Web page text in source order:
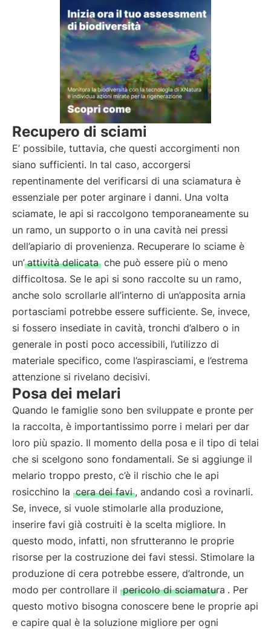
Recupero di sciami
E’ possibile, tuttavia, che questi accorgimenti non
siano sufficienti. In tal caso, accorgersi
repentinamente del verificarsi di una sciamatura è
essenziale per poter arginare i danni. Una volta
sciamate, le api si raccolgono temporaneamente su
un ramo, un supporto o in una cavità nei pressi
dell’apiario di provenienza. Recuperare lo sciame è
un’ attività delicata che può essere più o meno
difficoltosa. Se le api si sono raccolte su un ramo,
anche solo scrollarle all’interno di un’apposita arnia
portasciami potrebbe essere sufficiente. Se, invece,
si fossero insediate in cavità, tronchi d’albero o in
generale in posti poco accessibili, l’utilizzo di
materiale specifico, come l’aspirasciami, e l’estrema
attenzione si rivelano decisivi.
Posa dei melari
Quando le famiglie sono ben sviluppate e pronte per
la raccolta, è importantissimo porre i melari per dar
loro più spazio. Il momento della posa e il tipo di telai
che si scelgono sono fondamentali. Se si aggiunge il
melario troppo presto, c’è il rischio che le api
rosicchino la cera dei favi , andando così a rovinarli.
Se, invece, si vuole stimolarle alla produzione,
inserire favi già costruiti è la scelta migliore. In
questo modo, infatti, non sfrutteranno le proprie
risorse per la costruzione dei favi stessi. Stimolare la
produzione di cera potrebbe essere, d’altronde, un
modo per controllare il pericolo di sciamatura . Per
questo motivo bisogna conoscere bene le proprie api
e capire qual è la soluzione migliore per ogni